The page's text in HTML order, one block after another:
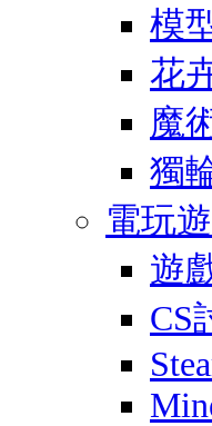
模
花
魔
獨
電玩
遊
CS